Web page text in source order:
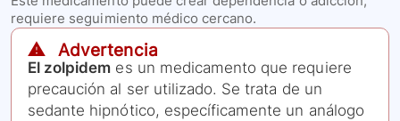
requiere seguimiento médico cercano.
⚠️ Advertencia
El zolpidem es un medicamento que requiere
precaución al ser utilizado. Se trata de un
sedante hipnótico, específicamente un análogo